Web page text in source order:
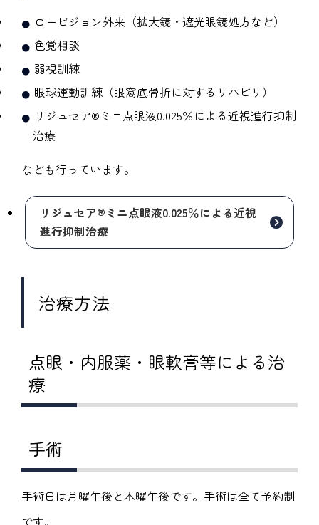
ロービジョン外来（拡大鏡・遮光眼鏡処方など）
色覚相談
弱視訓練
眼球運動訓練（眼窩底骨折に対するリハビリ）
リジュセア®ミニ点眼液0.025％による近視進行抑制
治療
なども行っています。
リジュセア®ミニ点眼液0.025％による近視
進行抑制治療
治療方法
点眼・内服薬・眼軟膏等による治
療
手術
手術日は月曜午後と木曜午後です。手術は全て予約制